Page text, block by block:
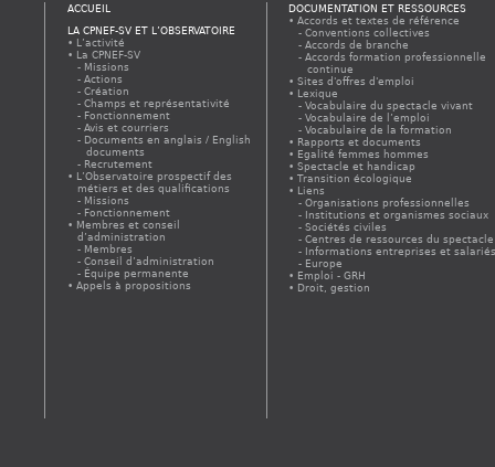
ACCUEIL
LA CPNEF-SV ET L’OBSERVATOIRE
L’activité
La CPNEF-SV
Missions
Actions
Création
Champs et représentativité
Fonctionnement
Avis et courriers
Documents en anglais / English
documents
Recrutement
L’Observatoire prospectif des
métiers et des qualifications
Missions
Fonctionnement
Membres et conseil
d’administration
Membres
Conseil d’administration
Équipe permanente
Appels à propositions
DOCUMENTATION ET RESSOURCES
Accords et textes de référence
Conventions collectives
Accords de branche
Accords formation professionnelle
continue
Sites d'offres d'emploi
Lexique
Vocabulaire du spectacle vivant
Vocabulaire de l’emploi
Vocabulaire de la formation
Rapports et documents
Egalité femmes hommes
Spectacle et handicap
Transition écologique
Liens
Organisations professionnelles
Institutions et organismes sociaux
Sociétés civiles
Centres de ressources du spectacle
Informations entreprises et
Europe
Emploi - GRH
Droit, gestion